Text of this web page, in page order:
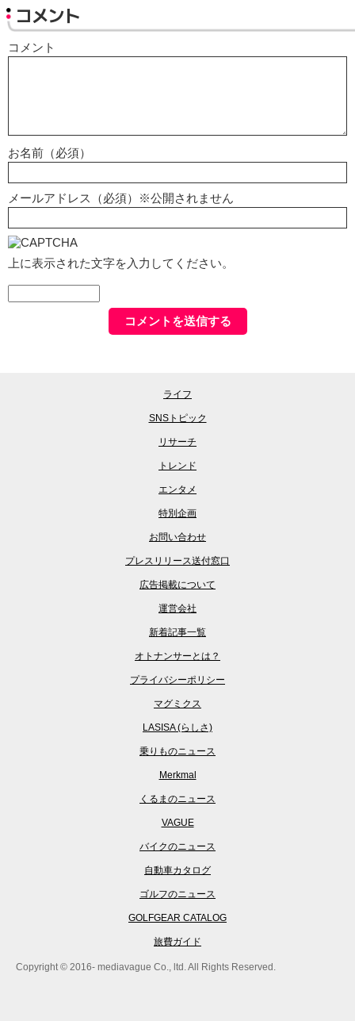
コメント
コメント
お名前（必須）
メールアドレス（必須）※公開されません
上に表示された文字を入力してください。
ライフ
SNSトピック
リサーチ
トレンド
エンタメ
特別企画
お問い合わせ
プレスリリース送付窓口
広告掲載について
運営会社
新着記事一覧
オトナンサーとは？
プライバシーポリシー
マグミクス
LASISA (らしさ)
乗りものニュース
Merkmal
くるまのニュース
VAGUE
バイクのニュース
自動車カタログ
ゴルフのニュース
GOLFGEAR CATALOG
旅費ガイド
Copyright © 2016- mediavague Co., ltd. All Rights Reserved.